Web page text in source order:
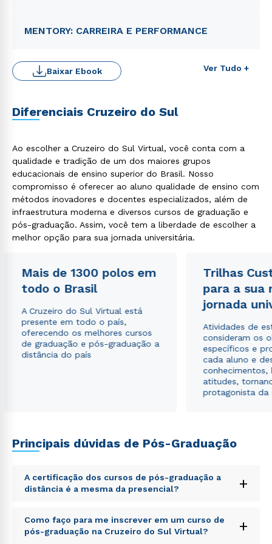
MENTORY: CARREIRA E PERFORMANCE
Ver Tudo +
Baixar Ebook
Diferenciais Cruzeiro do Sul
Ao escolher a Cruzeiro do Sul Virtual, você conta com a
qualidade e tradição de um dos maiores grupos
educacionais de ensino superior do Brasil. Nosso
compromisso é oferecer ao aluno qualidade de ensino com
métodos inovadores e docentes especializados, além de
infraestrutura moderna e diversos cursos de graduação e
pós-graduação. Assim, você tem a liberdade de escolher a
melhor opção para sua jornada universitária.
Mais de 1300 polos em
todo o Brasil
A Cruzeiro do Sul Virtual está
presente em todo o país,
oferecendo os melhores cursos
de graduação e pós-graduação a
distância do país
Trilhas
para a sua
jornada
Atividades de
consideram os
específicos e
cada aluno e
conhecimentos,
atitudes,
protagonista da
Principais dúvidas de Pós-Graduação
A certificação dos cursos de pós-graduação a
distância é a mesma da presencial?
+
Sed ut perspiciatis unde omnis iste natus error sit
voluptatem accusantium doloremque laudantium,
totam rem aperiam, eaque ipsa quae ab illo inventore
Como faço para me inscrever em um curso de
pós-graduação na Cruzeiro do Sul Virtual?
+
ou
Estou de acordo com aPolítica de Privacidade.
e
autorizo que meus dados sejam utilizados para o
envio de conteúdos da Cruzeiro do Sul.